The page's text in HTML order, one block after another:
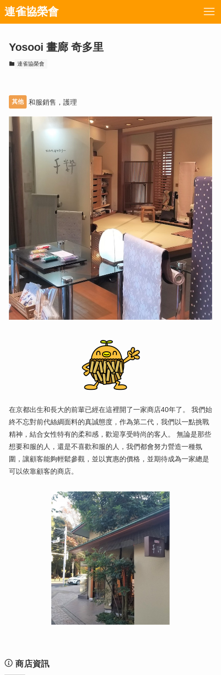
連雀協榮會
Yosooi 畫廊 奇多里
連雀協榮會
其他 和服銷售，護理
在京都出生和長大的前輩已經在這裡開了一家商店40年了。 我們始
終不忘對前代絲綢面料的真誠態度，作為第二代，我們以一點挑戰
精神，結合女性特有的柔和感，歡迎享受時尚的客人。 無論是那些
想要和服的人，還是不喜歡和服的人，我們都會努力營造一種氛
圍，讓顧客能夠輕鬆參觀，並以實惠的價格，並期待成為一家總是
可以依靠顧客的商店。
商店資訊